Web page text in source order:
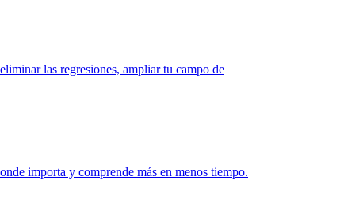
las regresiones, ampliar tu campo de
importa y comprende más en menos tiempo.